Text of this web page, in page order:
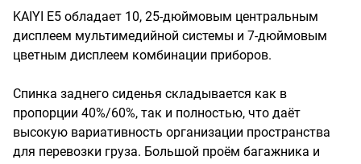
KAIYI E5 обладает 10, 25-дюймовым центральным
дисплеем мультимедийной системы и 7-дюймовым
цветным дисплеем комбинации приборов.
Спинка заднего сиденья складывается как в
пропорции 40%/60%, так и полностью, что даёт
высокую вариативность организации пространства
для перевозки груза. Большой проём багажника и